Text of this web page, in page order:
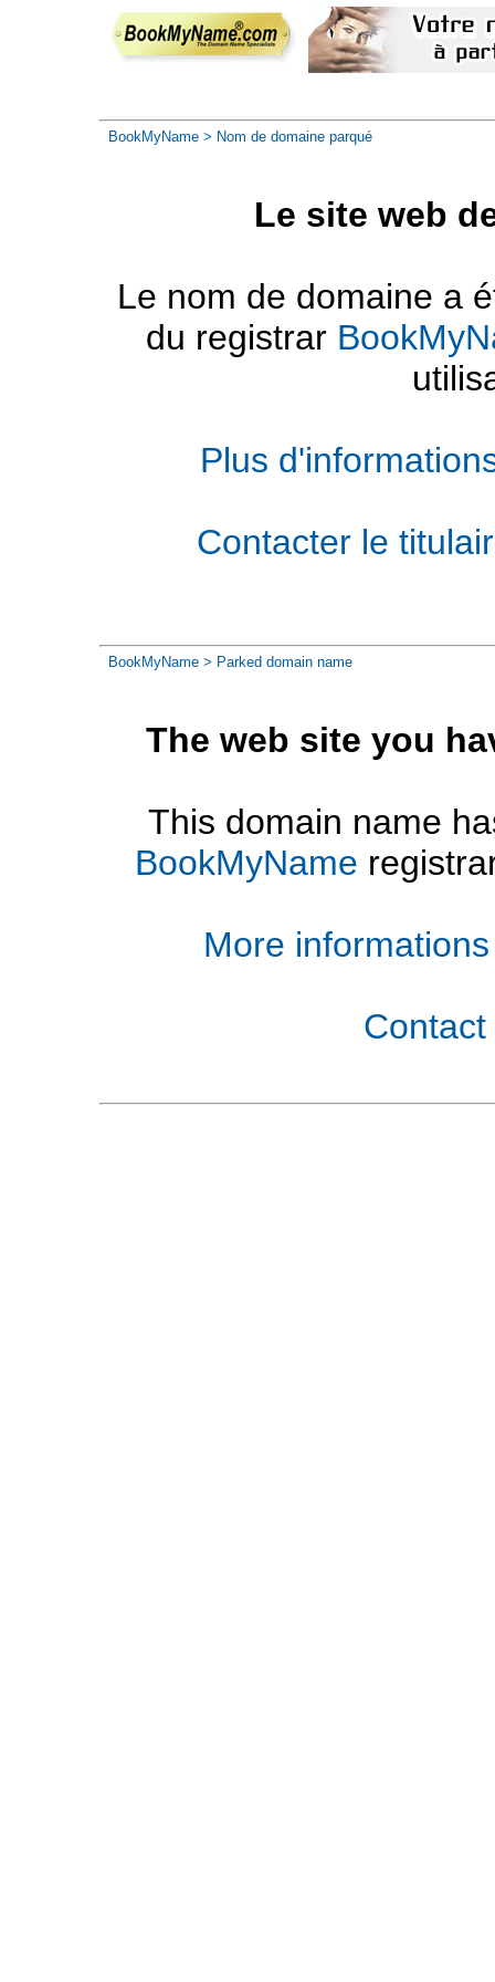
BookMyName > Nom de domaine parqué
Le site web
Le nom de domaine a
du registrar
Plus
Contacter le
BookMyName > Parked domain name
The web site you
This domain name
BookMyName
More